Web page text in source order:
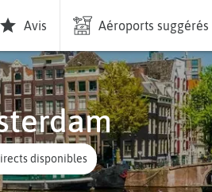
Avis Aéroports suggérés
disponibles